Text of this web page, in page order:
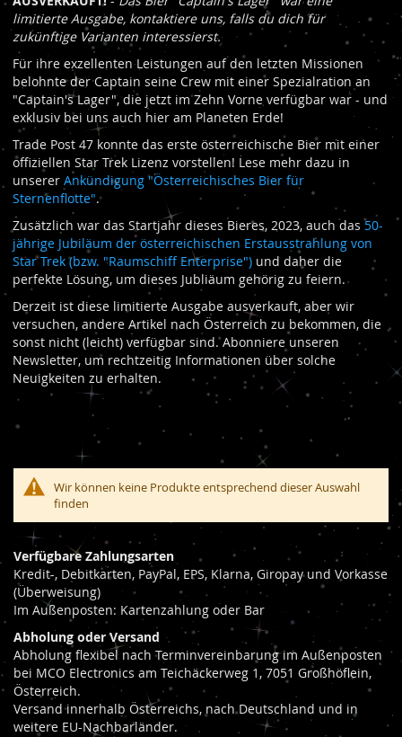
limitierte Ausgabe, kontaktiere uns, falls du dich für
zukünftige Varianten interessierst.
Für ihre exzellenten Leistungen auf den letzten Missionen
belohnte der Captain seine Crew mit einer Spezialration an
"Captain's Lager", die jetzt im Zehn Vorne verfügbar war - und
exklusiv bei uns auch hier am Planeten Erde!
Trade Post 47 konnte das erste österreichische Bier mit einer
offiziellen Star Trek Lizenz vorstellen! Lese mehr dazu in
unserer Ankündigung "Österreichisches Bier für
Sternenflotte".
Zusätzlich war das Startjahr dieses Bieres, 2023, auch das50-
jährige Jubiläum der österreichischen Erstausstrahlung von
Star Trek (bzw. "Raumschiff Enterprise") und daher die
perfekte Lösung, um dieses Jubliäum gehörig zu feiern.
Derzeit ist diese limitierte Ausgabe ausverkauft, aber wir
versuchen, andere Artikel nach Österreich zu bekommen, die
sonst nicht (leicht) verfügbar sind. Abonniere unseren
Newsletter, um rechtzeitig Informationen über solche
Neuigkeiten zu erhalten.
Wir können keine Produkte entsprechend dieser Auswahl
finden
Verfügbare Zahlungsarten
Kredit-, Debitkarten, PayPal, EPS, Klarna, Giropay und Vorkasse
(Überweisung)
Im Außenposten: Kartenzahlung oder Bar
Abholung oder Versand
Abholung flexibel nach Terminvereinbarung im Außenposten
bei MCO Electronics am Teichäckerweg 1, 7051 Großhöflein,
Österreich.
Versand innerhalb Österreichs, nach Deutschland und in
weitere EU-Nachbarländer.